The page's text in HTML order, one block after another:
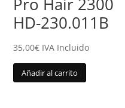
HD-230.011B
35,00€ IVA Incluido
Añadir al carrito